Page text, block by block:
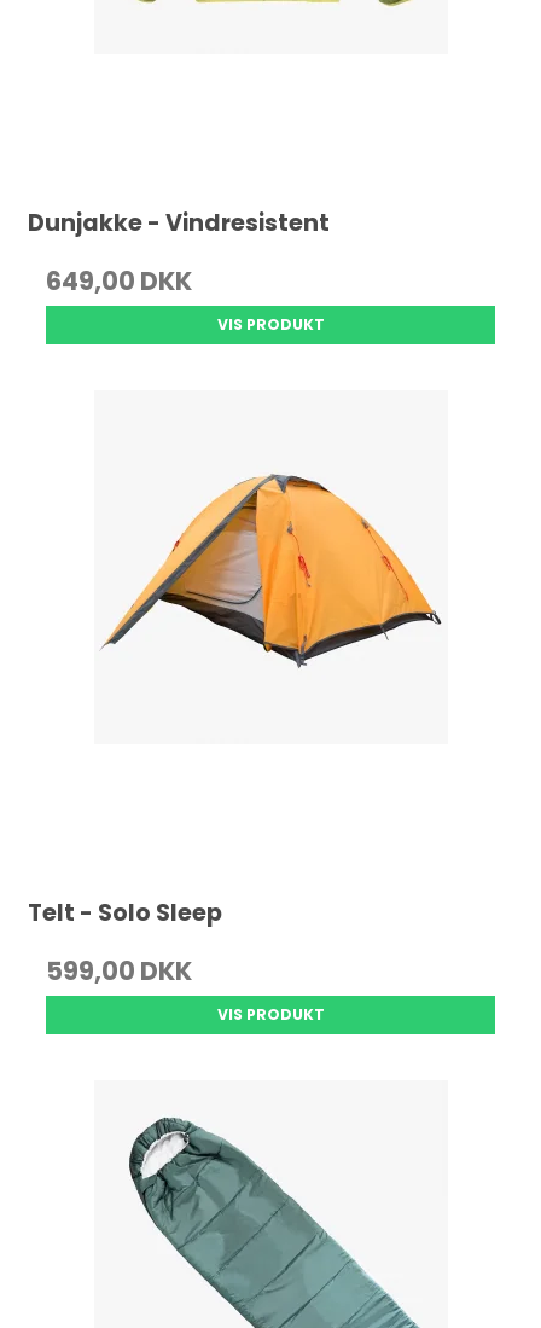
Dunjakke - Vindresistent
649,00 DKK
VIS PRODUKT
Telt - Solo Sleep
599,00 DKK
VIS PRODUKT